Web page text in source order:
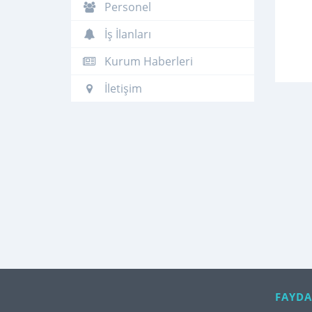
Personel
İş İlanları
Kurum Haberleri
İletişim